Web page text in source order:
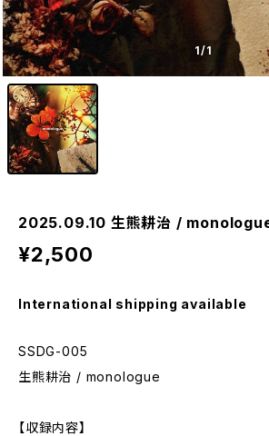
1/1
2025.09.10 生熊耕治 /
¥2,500
International shipping available
SSDG-005
生熊耕治 / monologue
【収録内容】